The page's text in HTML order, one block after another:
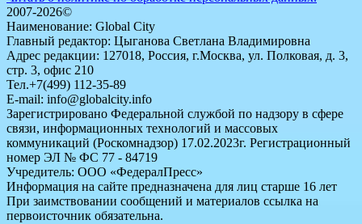
2007-2026©
Наименование: Global City
Главный редактор: Цыганова Светлана Владимировна
Адрес редакции: 127018, Россия, г.Москва, ул. Полковая, д. 3,
стр. 3, офис 210
Тел.+7(499) 112-35-89
E-mail: info@globalcity.info
Зарегистрировано Федеральной службой по надзору в сфере
связи, информационных технологий и массовых
коммуникаций (Роскомнадзор) 17.02.2023г. Регистрационный
номер ЭЛ № ФС 77 - 84719
Учредитель: ООО «ФедералПресс»
Информация на сайте предназначена для лиц старше 16 лет
При заимствовании сообщений и материалов ссылка на
первоисточник обязательна.